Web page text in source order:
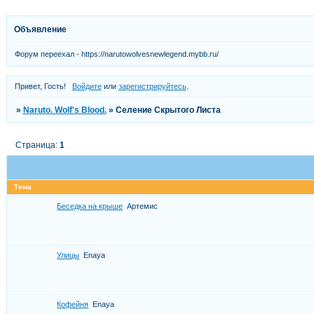
Объявление
Форум переехал - https://narutowolvesnewlegend.mybb.ru/
Привет, Гость! Войдитеили зарегистрируйтесь.
» Naruto. Wolf's Blood. » Селение Скрытого Листа
Страница: 1
Тема
Беседка на крыше Артемис
Улицы Enaya
Кофейня Enaya